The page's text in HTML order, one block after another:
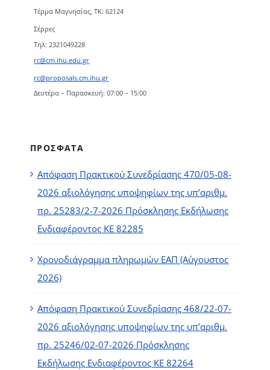
Τέρμα Μαγνησίας, ΤΚ: 62124
Σέρρες
Τηλ: 2321049228
rc@cm.ihu.edu.gr
rc@proposals.cm.ihu.gr
Δευτέρα – Παρασκευή: 07:00 – 15:00
ΠΡΟΣΦΑΤΑ
Απόφαση Πρακτικού Συνεδρίασης 470/05-08-
2026 αξιολόγησης υποψηφίων της υπ’αριθμ.
πρ. 25283/2-7-2026 Πρόσκλησης Εκδήλωσης
Ενδιαφέροντος ΚΕ 82285
Χρονοδιάγραμμα πληρωμών ΕΑΠ (Αύγουστος
2026)
Απόφαση Πρακτικού Συνεδρίασης 468/22-07-
2026 αξιολόγησης υποψηφίων της υπ’αριθμ.
πρ. 25246/02-07-2026 Πρόσκλησης
Εκδήλωσης Ενδιαφέροντος ΚΕ 82264